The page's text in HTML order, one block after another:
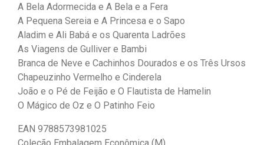
A Bela Adormecida e A Bela e a Fera
A Pequena Sereia e A Princesa e o Sapo
Aladim e Ali Babá e os Quarenta Ladrões
As Viagens de Gulliver e Bambi
Branca de Neve e Cachinhos Dourados e os Três Ursos
Chapeuzinho Vermelho e Cinderela
João e o Pé de Feijão e O Flautista de Hamelin
O Mágico de Oz e O Patinho Feio
EAN 9788573981025